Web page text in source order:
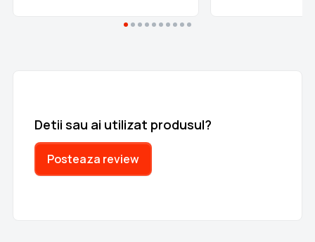
Detii sau ai utilizat produsul?
Posteaza review